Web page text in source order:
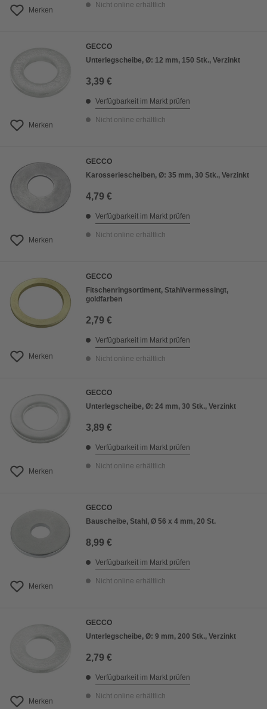
Merken
Nicht online erhältlich
Merken
GECCO
Unterlegscheibe, Ø: 12 mm, 150 Stk., Verzinkt
3,39 €
Verfügbarkeit im Markt prüfen
Nicht online erhältlich
Merken
GECCO
Karosseriescheiben, Ø: 35 mm, 30 Stk., Verzinkt
4,79 €
Verfügbarkeit im Markt prüfen
Nicht online erhältlich
Merken
GECCO
Fitschenringsortiment, Stahl/vermessingt,
goldfarben
2,79 €
Verfügbarkeit im Markt prüfen
Nicht online erhältlich
Merken
GECCO
Unterlegscheibe, Ø: 24 mm, 30 Stk., Verzinkt
3,89 €
Verfügbarkeit im Markt prüfen
Nicht online erhältlich
Merken
GECCO
Bauscheibe, Stahl, Ø 56 x 4 mm, 20 St.
8,99 €
Verfügbarkeit im Markt prüfen
Nicht online erhältlich
Merken
GECCO
Unterlegscheibe, Ø: 9 mm, 200 Stk., Verzinkt
2,79 €
Verfügbarkeit im Markt prüfen
Nicht online erhältlich